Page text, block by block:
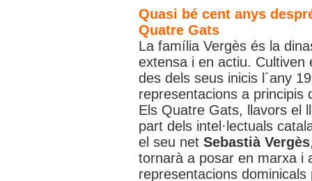
Quasi bé cent anys
Quatre Gats
La família Vergès és la
extensa i en actiu. Cultiven
des dels seus inicis l´any
representacions a principis
Els Quatre Gats, llavors el
part dels intel·lectuals
el seu net Sebastià Vergès
tornarà a posar en marxa i
representacions